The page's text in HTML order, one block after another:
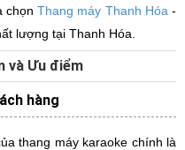
chọnThang máy Thanh Hóa -
lượng tại Thanh Hóa.
và Ưu điểm
hàng
thang máy karaoke chính là